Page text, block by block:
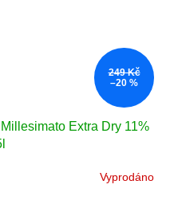
249 Kč
–20 %
Extra Dry 11%
Vyprodáno